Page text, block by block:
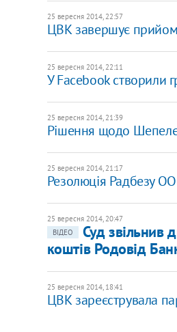
25 вересня 2014, 22:57
ЦВК завершує прийом
25 вересня 2014, 22:11
У Facebook створили
25 вересня 2014, 21:39
Рішення щодо
25 вересня 2014, 21:17
Резолюція Радбезу
25 вересня 2014, 20:47
ВІДЕО
Суд звільнив
коштів Родовід
25 вересня 2014, 18:41
ЦВК зареєструвала